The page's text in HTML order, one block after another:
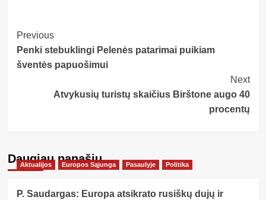
Post
Navigation
Previous
Penki stebuklingi Pelenės patarimai puikiam
šventės papuošimui
Next
Atvykusių turistų skaičius Birštone augo 40
procentų
Daugiau panašių…
Aktualijos Europos Sąjunga Pasaulyje Politika
P. Saudargas: Europa atsikrato rusiškų dujų ir